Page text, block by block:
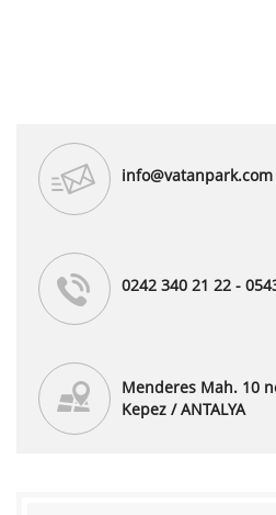
info@vatanpark.com
0242 340 21 22 -
Menderes Mah. 10
Kepez / ANTALYA